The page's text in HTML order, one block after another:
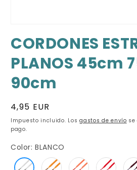
multimedia
1
en
una
modal
CORDONES
PLANOS 45cm
90cm
Precio
habitual
4,95 EUR
Impuesto incluido. Losgastos de envío
pago.
Color: BLANCO